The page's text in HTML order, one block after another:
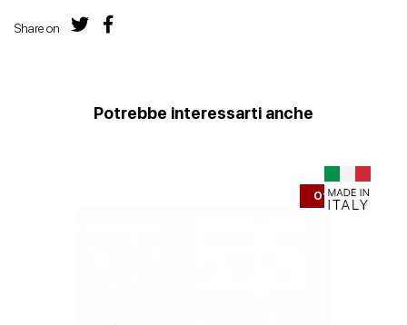
Share on
Potrebbe interessarti anche
Offerta